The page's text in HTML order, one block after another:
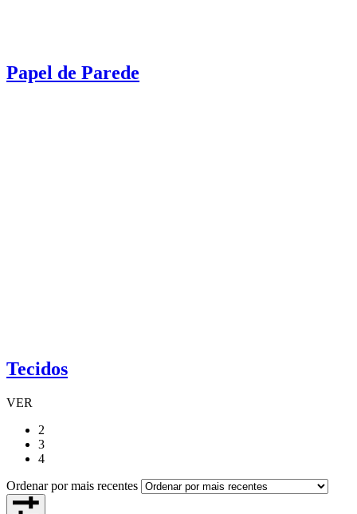
Papel de Parede
Tecidos
VER
2
3
4
Ordenar por mais recentes